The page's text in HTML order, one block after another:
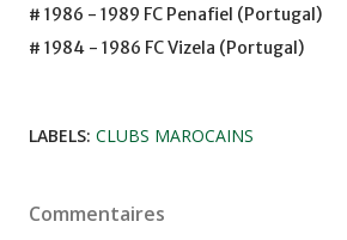
# 1986 - 1989 FC Penafiel (Portugal)
# 1984 - 1986 FC Vizela (Portugal)
LABELS: CLUBS MAROCAINS
Commentaires